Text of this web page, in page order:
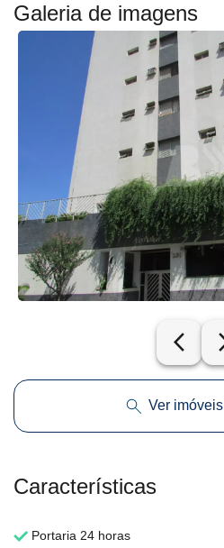
Galeria de imagens
arrow_back_ios_new
Ver
Características
Portaria 24 horas